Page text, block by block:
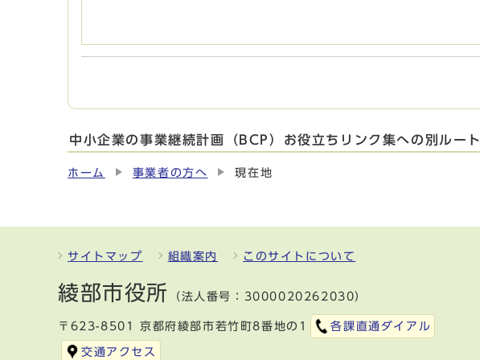
中小企業の事業継続計画（BCP）お役立ちリンク集への別ルート
ホーム 事業者の方へ 現在地
サイトマップ 組織案内 このサイトについて
綾部市役所 （法人番号：3000020262030）
〒623-8501 京都府綾部市若竹町8番地の1 各課直通ダイアル
交通アクセス